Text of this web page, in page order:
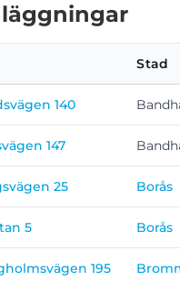
Stad
140
147
25 Borås
5 Borås
195